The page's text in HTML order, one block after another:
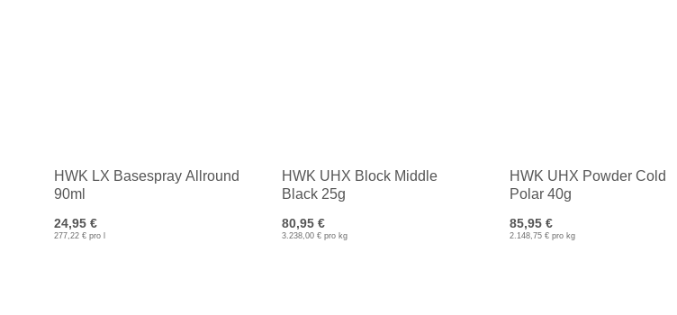
HWK LX Basespray Allround
90ml
24,95 €
277,22 € pro l
HWK UHX Block Middle
Black 25g
80,95 €
3.238,00 € pro kg
HWK UHX Powder Cold
Polar 40g
85,95 €
2.148,75 € pro kg